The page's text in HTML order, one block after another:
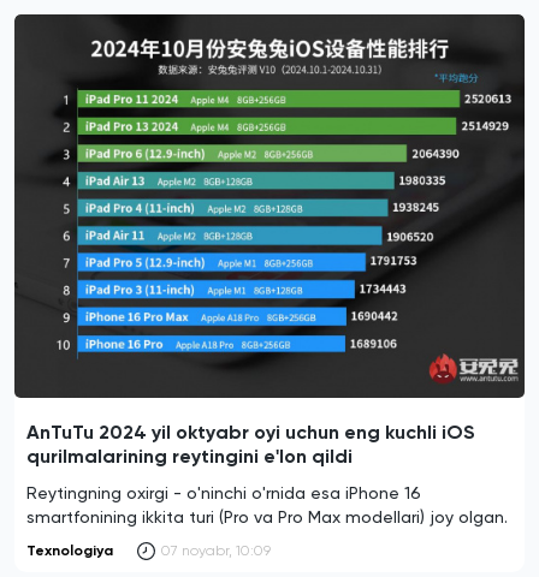
AnTuTu 2024 yil oktyabr oyi uchun eng kuchli iOS
qurilmalarining reytingini e'lon qildi
Reytingning oxirgi - o'ninchi o'rnida esa iPhone 16
smartfonining ikkita turi (Pro va Pro Max modellari) joy olgan.
Texnologiya 07 noyabr, 10:09